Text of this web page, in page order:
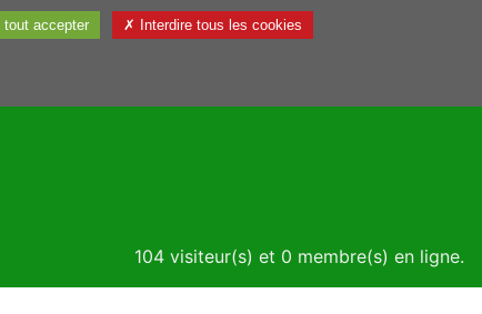
104 visiteur(s) et 0 membre(s) en ligne.
accepter ✗ Interdire tous les cookies